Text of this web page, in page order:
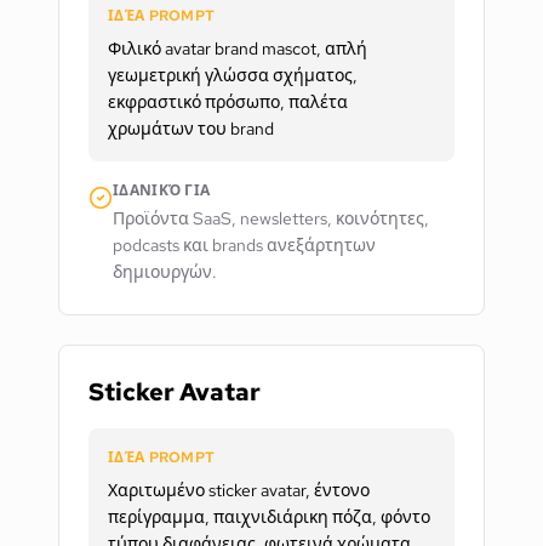
ΙΔΈΑ PROMPT
Φιλικό avatar brand mascot, απλή
γεωμετρική γλώσσα σχήματος,
εκφραστικό πρόσωπο, παλέτα
χρωμάτων του brand
ΙΔΑΝΙΚΌ ΓΙΑ
Προϊόντα SaaS, newsletters, κοινότητες,
podcasts και brands ανεξάρτητων
δημιουργών.
Sticker Avatar
ΙΔΈΑ PROMPT
Χαριτωμένο sticker avatar, έντονο
περίγραμμα, παιχνιδιάρικη πόζα, φόντο